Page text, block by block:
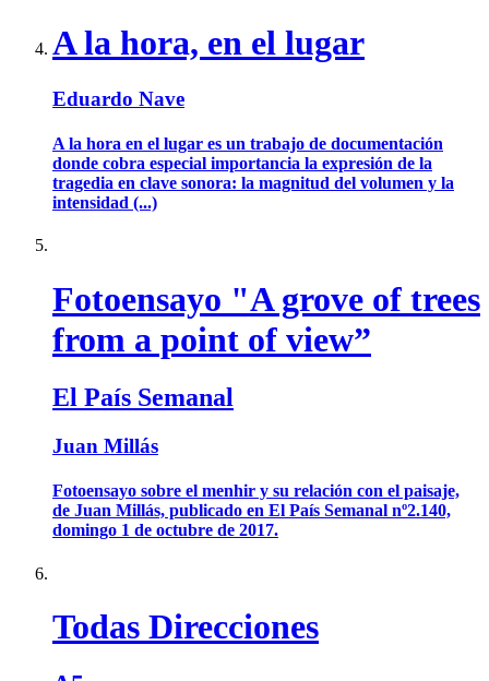
A la hora, en el lugar
Eduardo Nave
A la hora en el lugar es un trabajo de documentación
donde cobra especial importancia la expresión de la
tragedia en clave sonora: la magnitud del volumen y la
intensidad (...)
Fotoensayo "A grove of trees
from a point of view”
El País Semanal
Juan Millás
Fotoensayo sobre el menhir y su relación con el paisaje,
de Juan Millás, publicado en El País Semanal nº2.140,
domingo 1 de octubre de 2017.
Todas Direcciones